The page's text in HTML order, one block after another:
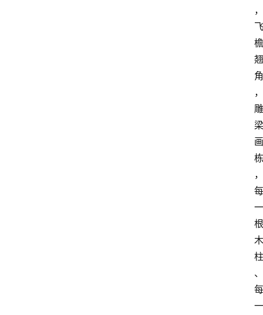
，
飞
檐
翘
角
，
雕
梁
画
栋
，
每
一
根
木
柱
、
每
一